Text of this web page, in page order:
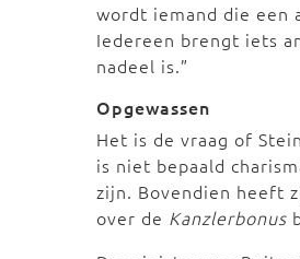
wordt iemand die een
Iedereen brengt iets
nadeel is.”
Opgewassen
Het is de vraag of
is niet bepaald
zijn. Bovendien heeft
over de Kanzlerbonus